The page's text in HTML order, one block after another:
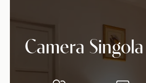
Camera Singola